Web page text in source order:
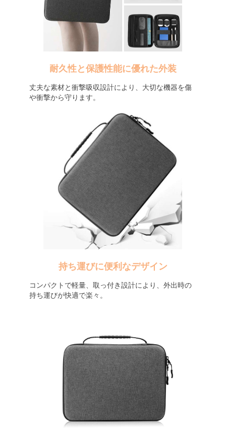
耐久性と保護性能に優れた外装
丈夫な素材と衝撃吸収設計により、大切な機器を傷
や衝撃から守ります。
持ち運びに便利なデザイン
コンパクトで軽量、取っ付き設計により、外出時の
持ち運びが快適で楽々。